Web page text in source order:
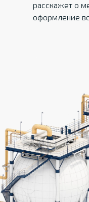
расскажет о
оформление